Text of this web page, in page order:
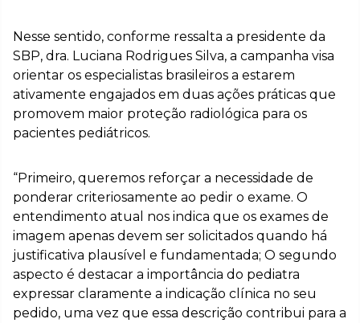
Nesse sentido, conforme ressalta a presidente da
SBP, dra. Luciana Rodrigues Silva, a campanha visa
orientar os especialistas brasileiros a estarem
ativamente engajados em duas ações práticas que
promovem maior proteção radiológica para os
pacientes pediátricos.
“Primeiro, queremos reforçar a necessidade de
ponderar criteriosamente ao pedir o exame. O
entendimento atual nos indica que os exames de
imagem apenas devem ser solicitados quando há
justificativa plausível e fundamentada; O segundo
aspecto é destacar a importância do pediatra
expressar claramente a indicação clínica no seu
pedido, uma vez que essa descrição contribui para a